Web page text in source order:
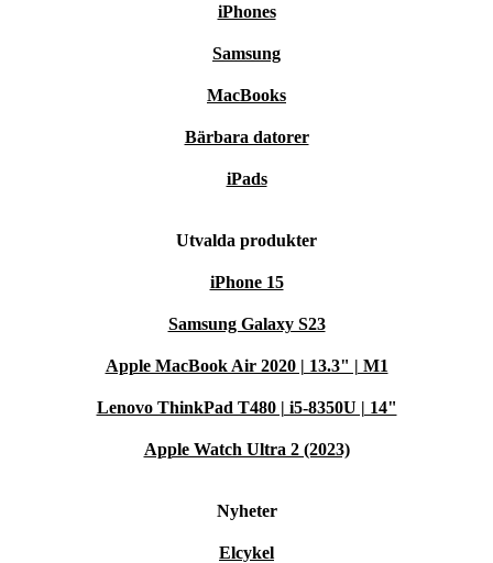
iPhones
Samsung
MacBooks
Bärbara datorer
iPads
Utvalda produkter
iPhone 15
Samsung Galaxy S23
Apple MacBook Air 2020 | 13.3" | M1
Lenovo ThinkPad T480 | i5-8350U | 14"
Apple Watch Ultra 2 (2023)
Nyheter
Elcykel